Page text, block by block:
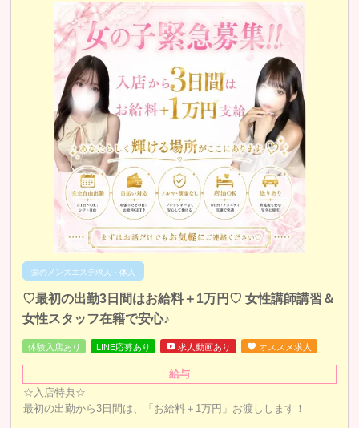
栄のメンズエステ求人・体入
♡最初の出勤3日間はお給料＋1万円♡ 女性講師講習＆
女性スタッフ在籍で安心♪
体験入店あり LINE応募あり 求人動画あり オススメ求人
給与
☆入店特典☆
最初の出勤から3日間は、「お給料＋1万円」お渡しします！